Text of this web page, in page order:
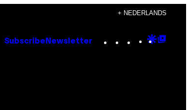
+ NEDERLANDS
Subscribe Newsletter Instagram
TikTok
YouTube
Google